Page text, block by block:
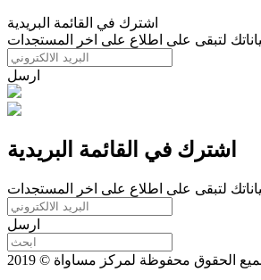
اشترك في القائمة البريدية
لتبقى على اطلاع على اخر المستجدات
ارسل
اشترك في القائمة البريدية
لتبقى على اطلاع على اخر المستجدات
ارسل
الحقوق محفوظة لمركز مساواة © 2019